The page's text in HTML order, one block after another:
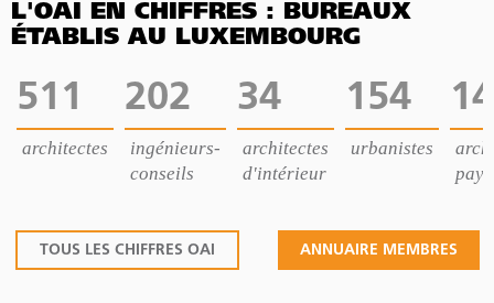
L'OAI EN CHIFFRES : BUREAUX
ÉTABLIS AU LUXEMBOURG
511
architectes
202
ingénieurs-
conseils
34
architectes
d'intérieur
154
urbanistes
14
TOUS LES CHIFFRES OAI ANNUAIRE MEMBRES